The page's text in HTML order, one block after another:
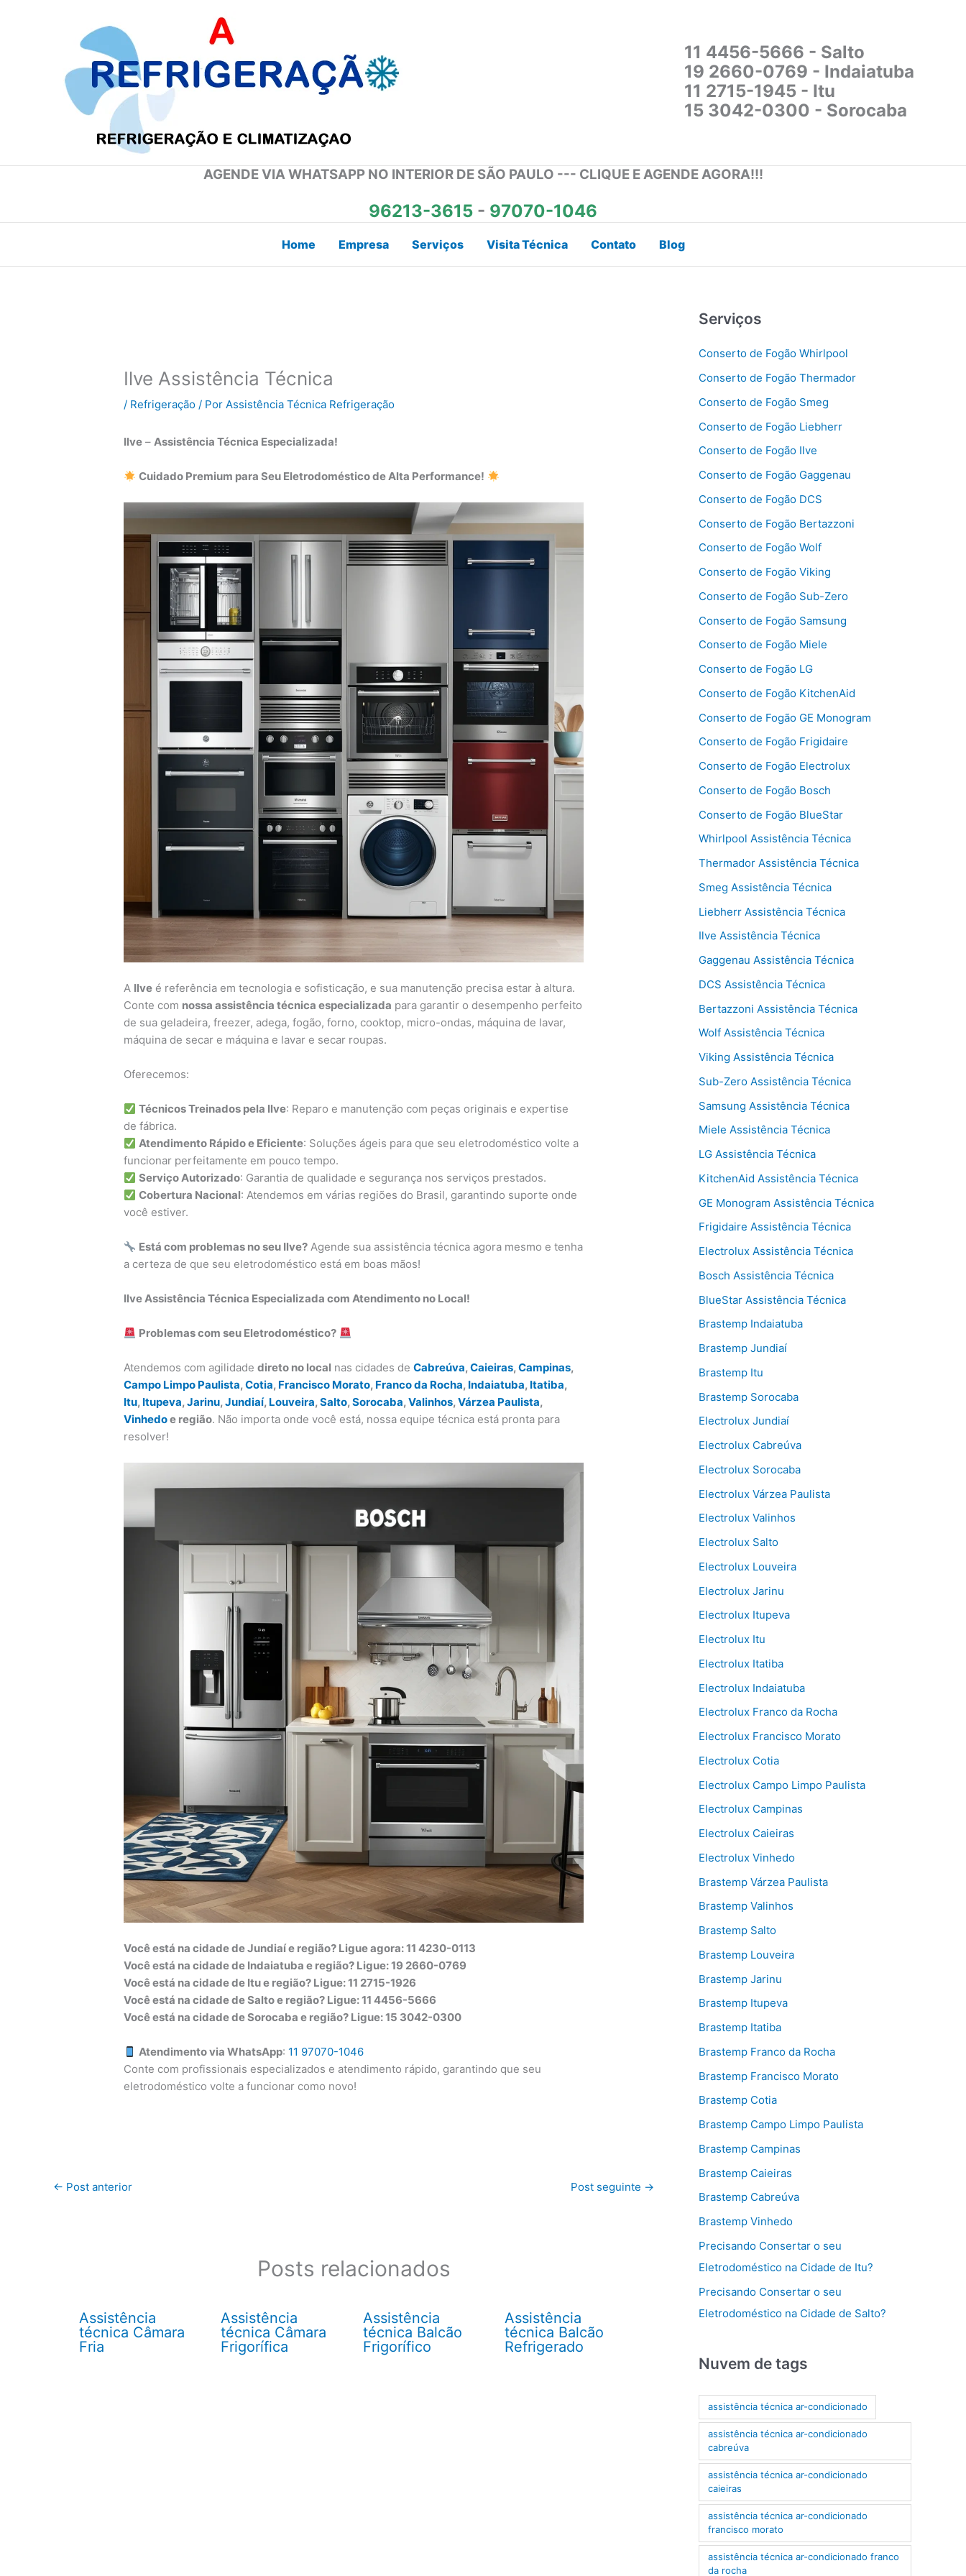
11 4456-5666 - Salto
19 2660-0769 - Indaiatuba
11 2715-1945 - Itu
15 3042-0300 - Sorocaba
AGENDE VIA WHATSAPP NO INTERIOR DE SÃO PAULO --- CLIQUE E AGENDE AGORA!!!
96213-3615 - 97070-1046
Home Empresa Serviços Visita Técnica Contato Blog
Ilve Assistência Técnica
/ Refrigeração / PorAssistência Técnica Refrigeração
Ilve –Assistência Técnica Especializada!
Cuidado Premium para Seu Eletrodoméstico de Alta Performance!
A Ilve é referência em tecnologia e sofisticação, e sua manutenção precisa estar à altura.
Conte com nossa assistência técnica especializada para garantir o desempenho perfeito
de sua geladeira, freezer, adega, fogão, forno, cooktop, micro-ondas, máquina de lavar,
máquina de secar e máquina e lavar e secar roupas.
Oferecemos:
Técnicos Treinados pela Ilve: Reparo e manutenção com peças originais e expertise
de fábrica.
Atendimento Rápido e Eficiente: Soluções ágeis para que seu eletrodoméstico volte a
funcionar perfeitamente em pouco tempo.
Serviço Autorizado: Garantia de qualidade e segurança nos serviços prestados.
Cobertura Nacional: Atendemos em várias regiões do Brasil, garantindo suporte onde
você estiver.
Está com problemas no seu Ilve? Agende sua assistência técnica agora mesmo e tenha
a certeza de que seu eletrodoméstico está em boas mãos!
Ilve Assistência Técnica Especializada com Atendimento no Local!
Problemas com seu Eletrodoméstico?
Atendemos com agilidadedireto no local nas cidades deCabreúva,Caieiras,Campinas,
Campo Limpo Paulista,Cotia, Francisco Morato, Franco da Rocha, Indaiatuba, Itatiba,
Itu, Itupeva,Jarinu,Jundiaí, Louveira,Salto,Sorocaba,Valinhos,Várzea Paulista,
Vinhedoe região. Não importa onde você está, nossa equipe técnica está pronta para
resolver!
Você está na cidade de Jundiaí e região? Ligue agora: 11 4230-0113
Você está na cidade de Indaiatuba e região? Ligue: 19 2660-0769
Você está na cidade de Itu e região? Ligue: 11 2715-1926
Você está na cidade de Salto e região? Ligue: 11 4456-5666
Você está na cidade de Sorocaba e região? Ligue: 15 3042-0300
Atendimento via WhatsApp: 11 97070-1046
Conte com profissionais especializados e atendimento rápido, garantindo que seu
eletrodoméstico volte a funcionar como novo!
← Post anterior Post seguinte →
Posts relacionados
Assistência
técnica Câmara
Fria
Assistência
técnica Câmara
Frigorífica
Assistência
técnica Balcão
Frigorífico
Assistência
técnica Balcão
Refrigerado
Serviços
Conserto de Fogão Whirlpool
Conserto de Fogão Thermador
Conserto de Fogão Smeg
Conserto de Fogão Liebherr
Conserto de Fogão Ilve
Conserto de Fogão Gaggenau
Conserto de Fogão DCS
Conserto de Fogão Bertazzoni
Conserto de Fogão Wolf
Conserto de Fogão Viking
Conserto de Fogão Sub-Zero
Conserto de Fogão Samsung
Conserto de Fogão Miele
Conserto de Fogão LG
Conserto de Fogão KitchenAid
Conserto de Fogão GE Monogram
Conserto de Fogão Frigidaire
Conserto de Fogão Electrolux
Conserto de Fogão Bosch
Conserto de Fogão BlueStar
Whirlpool Assistência Técnica
Thermador Assistência Técnica
Smeg Assistência Técnica
Liebherr Assistência Técnica
Ilve Assistência Técnica
Gaggenau Assistência Técnica
DCS Assistência Técnica
Bertazzoni Assistência Técnica
Wolf Assistência Técnica
Viking Assistência Técnica
Sub-Zero Assistência Técnica
Samsung Assistência Técnica
Miele Assistência Técnica
LG Assistência Técnica
KitchenAid Assistência Técnica
GE Monogram Assistência Técnica
Frigidaire Assistência Técnica
Electrolux Assistência Técnica
Bosch Assistência Técnica
BlueStar Assistência Técnica
Brastemp Indaiatuba
Brastemp Jundiaí
Brastemp Itu
Brastemp Sorocaba
Electrolux Jundiaí
Electrolux Cabreúva
Electrolux Sorocaba
Electrolux Várzea Paulista
Electrolux Valinhos
Electrolux Salto
Electrolux Louveira
Electrolux Jarinu
Electrolux Itupeva
Electrolux Itu
Electrolux Itatiba
Electrolux Indaiatuba
Electrolux Franco da Rocha
Electrolux Francisco Morato
Electrolux Cotia
Electrolux Campo Limpo Paulista
Electrolux Campinas
Electrolux Caieiras
Electrolux Vinhedo
Brastemp Várzea Paulista
Brastemp Valinhos
Brastemp Salto
Brastemp Louveira
Brastemp Jarinu
Brastemp Itupeva
Brastemp Itatiba
Brastemp Franco da Rocha
Brastemp Francisco Morato
Brastemp Cotia
Brastemp Campo Limpo Paulista
Brastemp Campinas
Brastemp Caieiras
Brastemp Cabreúva
Brastemp Vinhedo
Precisando Consertar o seu
Eletrodoméstico na Cidade de Itu?
Precisando Consertar o seu
Eletrodoméstico na Cidade de Salto?
Nuvem de tags
assistência técnica ar-condicionado
assistência técnica ar-condicionado
cabreúva
assistência técnica ar-condicionado
caieiras
assistência técnica ar-condicionado
francisco morato
assistência técnica ar-condicionado franco
da rocha